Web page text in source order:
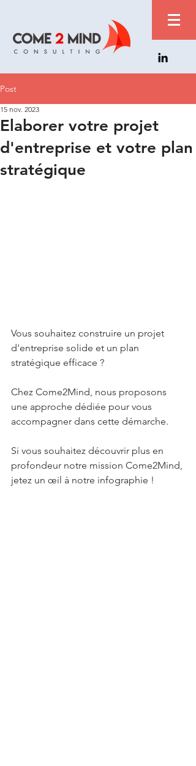
Post
Elaborer votre projet
d'entreprise et votre plan
stratégique
15 nov. 2023
Vous souhaitez construire un projet
d'entreprise solide et un plan
stratégique efficace ?
Chez Come2Mind, nous proposons
une approche dédiée pour vous
accompagner dans cette démarche.
Si vous souhaitez découvrir plus en
profondeur notre mission Come2Mind,
jetez un œil à notre infographie !